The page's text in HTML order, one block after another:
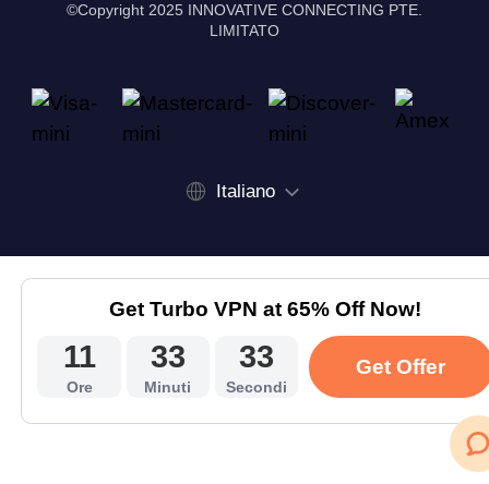
©Copyright 2025 INNOVATIVE CONNECTING PTE.
LIMITATO
Italiano
Get Turbo VPN at 65% Off Now!
11
Ore
33
Minuti
33
Secondi
Get Offer